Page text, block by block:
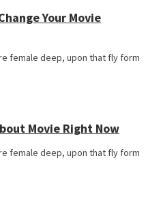
Your Movie
female deep, upon that fly form
Movie Right Now
female deep, upon that fly form